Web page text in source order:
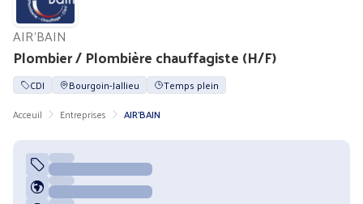
Plombier / Plombière chauffagiste (H/F)
AIR'BAIN
CDI Bourgoin-Jallieu
Temps plein
Acceuil
Entreprises AIR'BAIN